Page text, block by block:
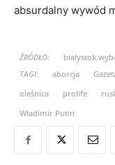
absurdalny wywód
ŹRÓDŁO:
TAGI:
aborcja
oleśnica
prolife
Władimir Putin